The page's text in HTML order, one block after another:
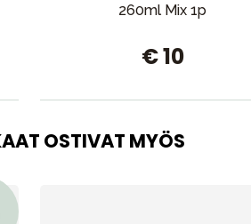
260ml Mix 1p
€ 10
OSTIVAT MYÖS
meihin yhteyttä osoitteessa